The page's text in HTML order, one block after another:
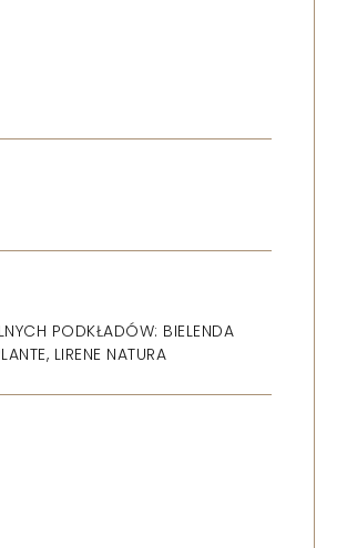
PODKŁADÓW: BIELENDA
LIRENE NATURA